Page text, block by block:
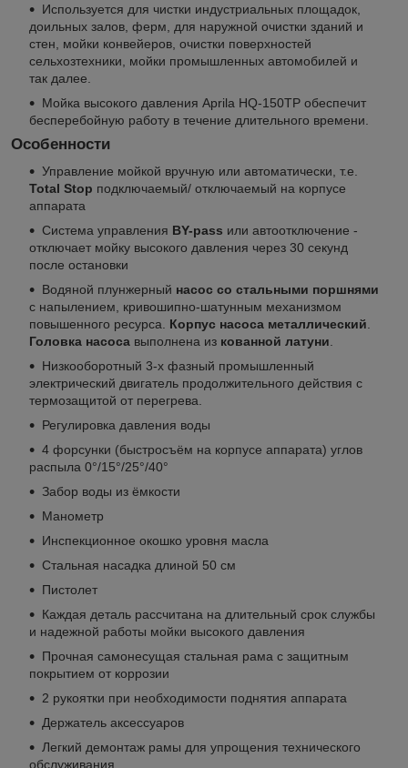
Используется для чистки индустриальных площадок,
доильных залов, ферм, для наружной очистки зданий и
стен, мойки конвейеров, очистки поверхностей
сельхозтехники, мойки промышленных автомобилей и
так далее.
Мойка высокого давления Aprila HQ-150TP обеспечит
бесперебойную работу в течение длительного времени.
Особенности
Управление мойкой вручную или автоматически, т.е.
Total Stop подключаемый/ отключаемый на корпусе
аппарата
Система управления BY-pass или автоотключение -
отключает мойку высокого давления через 30 секунд
после остановки
Водяной плунжерный насос со стальными поршнями
с напылением, кривошипно-шатунным механизмом
повышенного ресурса. Корпус насоса металлический.
Головка насоса выполнена из кованной латуни.
Низкооборотный 3-х фазный промышленный
электрический двигатель продолжительного действия с
термозащитой от перегрева.
Регулировка давления воды
4 форсунки (быстросъём на корпусе аппарата) углов
распыла 0°/15°/25°/40°
Забор воды из ёмкости
Манометр
Инспекционное окошко уровня масла
Стальная насадка длиной 50 см
Пистолет
Каждая деталь рассчитана на длительный срок службы
и надежной работы мойки высокого давления
Прочная самонесущая стальная рама с защитным
покрытием от коррозии
2 рукоятки при необходимости поднятия аппарата
Держатель аксессуаров
Легкий демонтаж рамы для упрощения технического
обслуживания